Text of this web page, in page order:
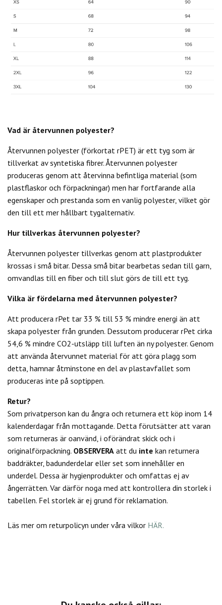
Vad är återvunnen polyester?
Återvunnen polyester (förkortat rPET) är ett tyg som är
tillverkat av syntetiska fibrer. Återvunnen polyester
produceras genom att återvinna befintliga material (som
plastflaskor och förpackningar) men har fortfarande alla
egenskaper och prestanda som en vanlig polyester, vilket gör
den till ett mer hållbart tygalternativ.
Hur tillverkas återvunnen polyester?
Återvunnen polyester tillverkas genom att plastprodukter
krossas i små bitar. Dessa små bitar bearbetas sedan till garn,
omvandlas till en fiber och till slut görs de till ett tyg.
Vilka är fördelarna med återvunnen polyester?
Att producera rPet tar 33 % till 53 % mindre energi än att
skapa polyester från grunden. Dessutom producerar rPet cirka
54,6 % mindre CO2-utsläpp till luften än ny polyester. Genom
att använda återvunnet material för att göra plagg som
detta, hamnar åtminstone en del av plastavfallet som
produceras inte på soptippen.
Retur?
Som privatperson kan du ångra och returnera ett köp inom 14
kalenderdagar från mottagande. Detta förutsätter att varan
som returneras är oanvänd, i oförändrat skick och i
originalförpackning. OBSERVERA att du inte kan returnera
baddräkter, badunderdelar eller set som innehåller en
underdel. Dessa är hygienprodukter och omfattas ej av
ångerrätten. Var därför noga med att kontrollera din storlek i
tabellen. Fel storlek är ej grund för reklamation.
Läs mer om returpolicyn under våra vilkor HÄR.